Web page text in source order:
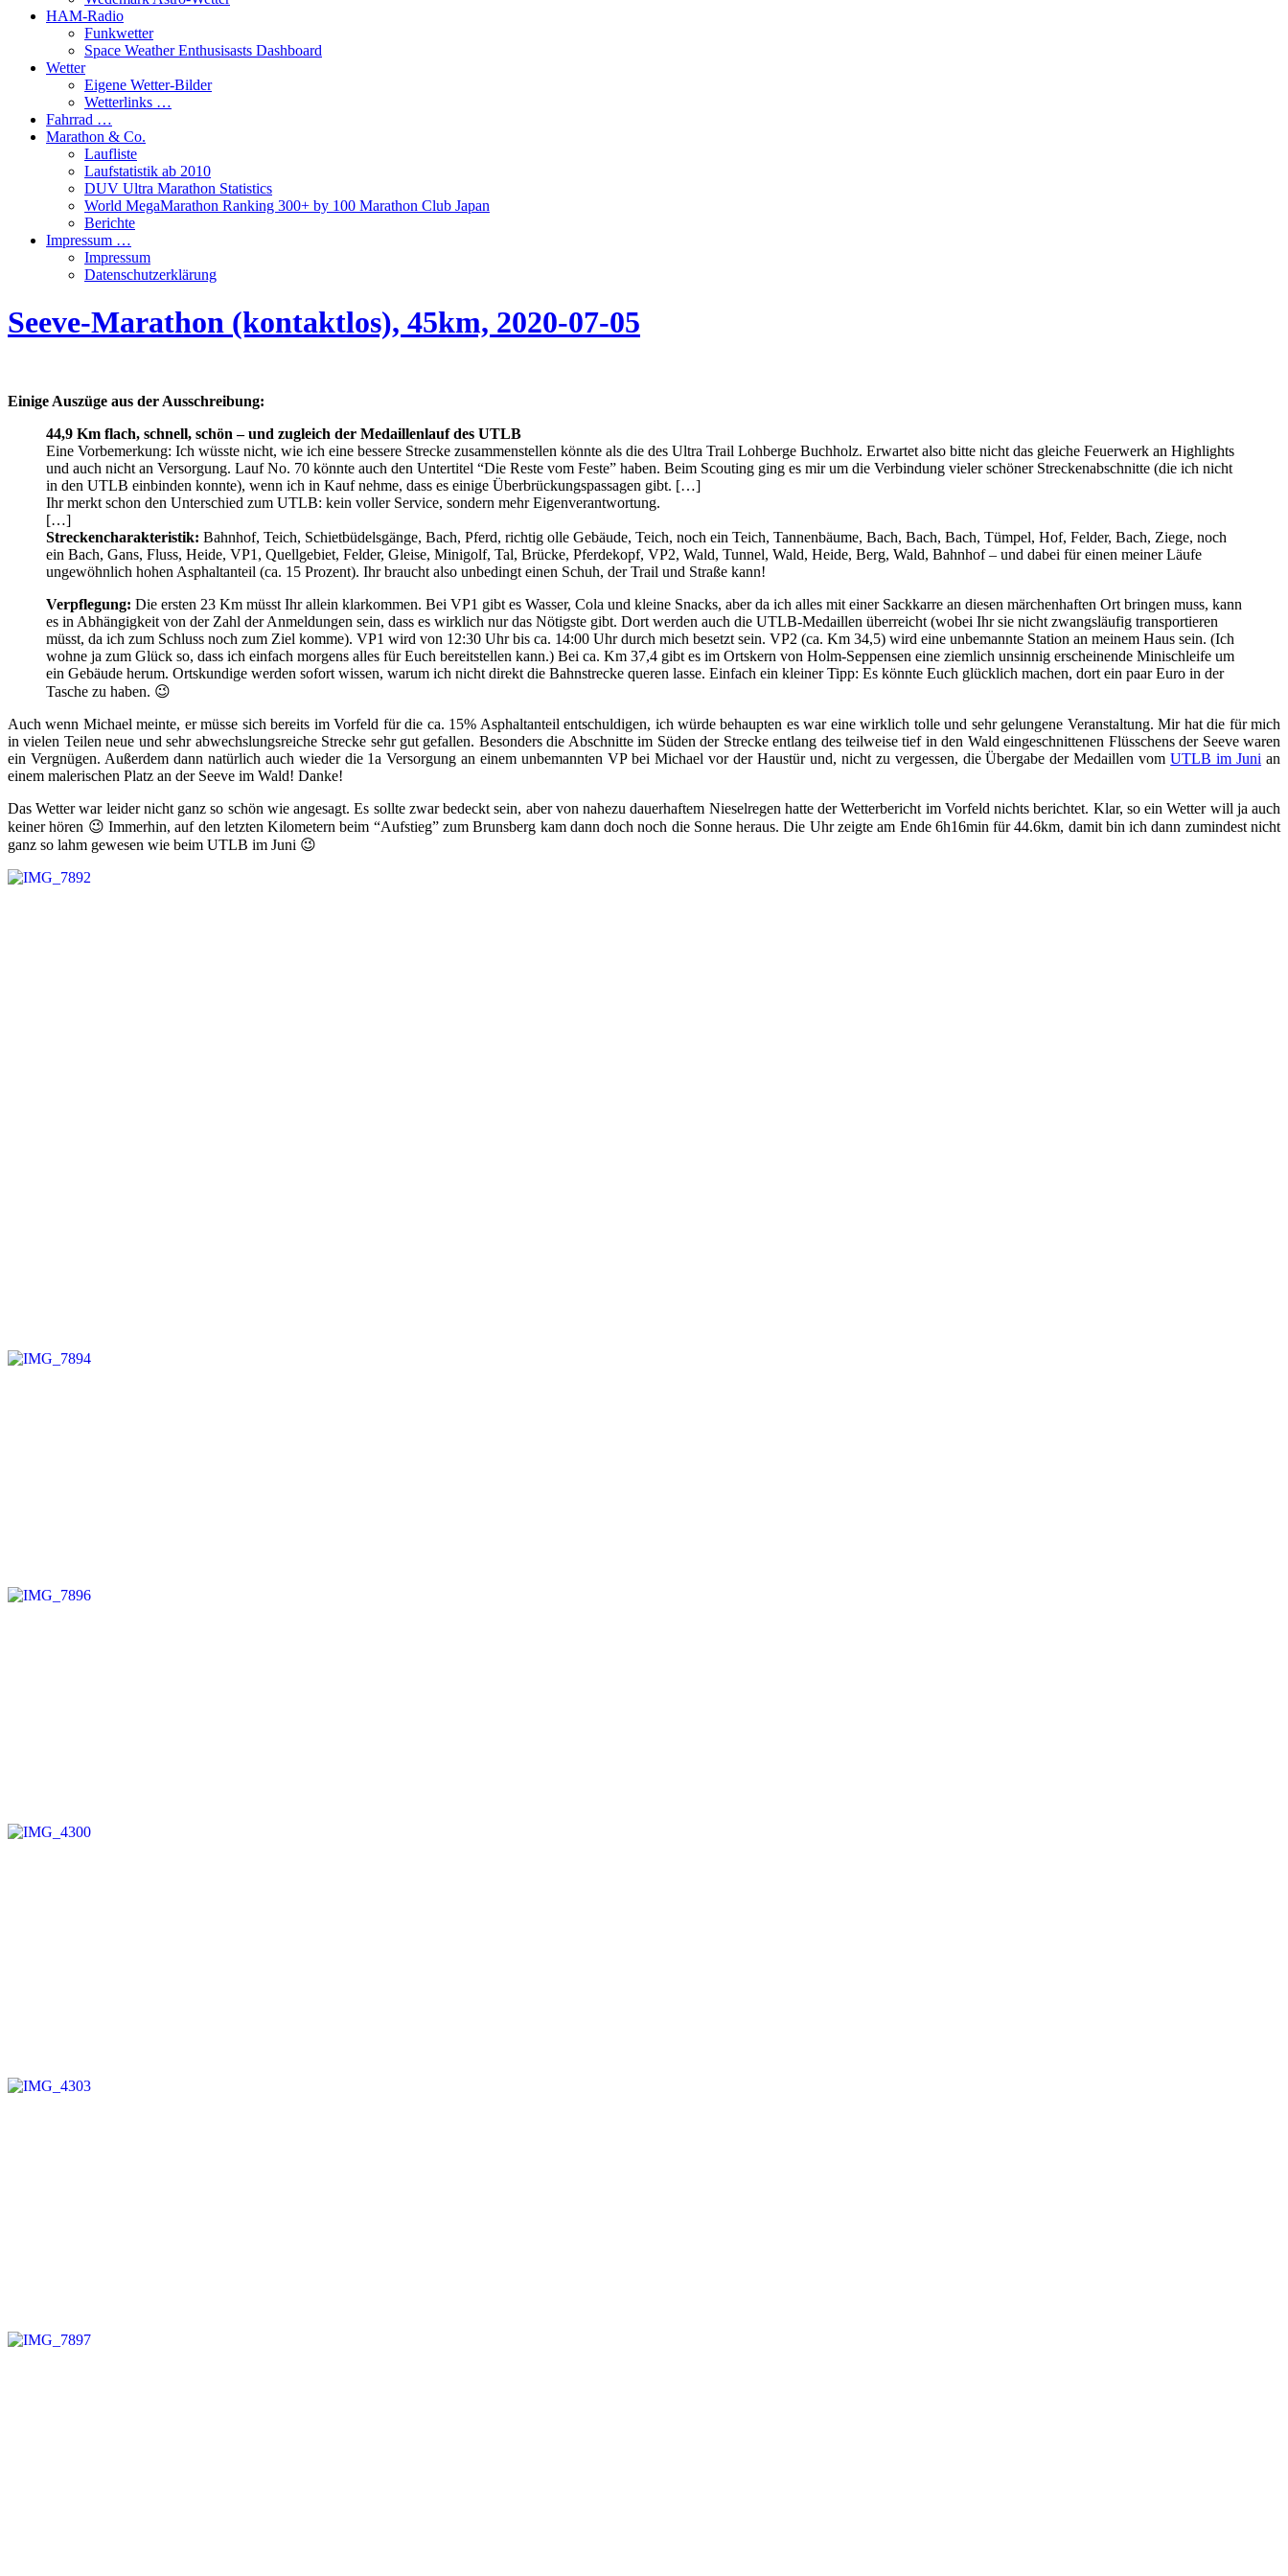
HAM-Radio
Funkwetter
Space Weather Enthusisasts Dashboard
Wetter
Eigene Wetter-Bilder
Wetterlinks …
Fahrrad …
Marathon & Co.
Laufliste
Laufstatistik ab 2010
DUV Ultra Marathon Statistics
World MegaMarathon Ranking 300+ by 100 Marathon Club Japan
Berichte
Impressum …
Impressum
Datenschutzerklärung
Seeve-Marathon (kontaktlos), 45km, 2020-07-05
Einige Auszüge aus der Ausschreibung:
44,9 Km flach, schnell, schön – und zugleich der Medaillenlauf des UTLB
Eine Vorbemerkung: Ich wüsste nicht, wie ich eine bessere Strecke zusammenstellen könnte als die des Ultra Trail Lohberge Buchholz. Erwartet also bitte nicht das gleiche Feuerwerk an Highlights
und auch nicht an Versorgung. Lauf No. 70 könnte auch den Untertitel “Die Reste vom Feste” haben. Beim Scouting ging es mir um die Verbindung vieler schöner Streckenabschnitte (die ich nicht
in den UTLB einbinden konnte), wenn ich in Kauf nehme, dass es einige Überbrückungspassagen gibt. […]
Ihr merkt schon den Unterschied zum UTLB: kein voller Service, sondern mehr Eigenverantwortung.
[…]
Streckencharakteristik: Bahnhof, Teich, Schietbüdelsgänge, Bach, Pferd, richtig olle Gebäude, Teich, noch ein Teich, Tannenbäume, Bach, Bach, Bach, Tümpel, Hof, Felder, Bach, Ziege, noch
ein Bach, Gans, Fluss, Heide, VP1, Quellgebiet, Felder, Gleise, Minigolf, Tal, Brücke, Pferdekopf, VP2, Wald, Tunnel, Wald, Heide, Berg, Wald, Bahnhof – und dabei für einen meiner Läufe
ungewöhnlich hohen Asphaltanteil (ca. 15 Prozent). Ihr braucht also unbedingt einen Schuh, der Trail und Straße kann!
Verpflegung: Die ersten 23 Km müsst Ihr allein klarkommen. Bei VP1 gibt es Wasser, Cola und kleine Snacks, aber da ich alles mit einer Sackkarre an diesen märchenhaften Ort bringen muss, kann
es in Abhängigkeit von der Zahl der Anmeldungen sein, dass es wirklich nur das Nötigste gibt. Dort werden auch die UTLB-Medaillen überreicht (wobei Ihr sie nicht zwangsläufig transportieren
müsst, da ich zum Schluss noch zum Ziel komme). VP1 wird von 12:30 Uhr bis ca. 14:00 Uhr durch mich besetzt sein. VP2 (ca. Km 34,5) wird eine unbemannte Station an meinem Haus sein. (Ich
wohne ja zum Glück so, dass ich einfach morgens alles für Euch bereitstellen kann.) Bei ca. Km 37,4 gibt es im Ortskern von Holm-Seppensen eine ziemlich unsinnig erscheinende Minischleife um
ein Gebäude herum. Ortskundige werden sofort wissen, warum ich nicht direkt die Bahnstrecke queren lasse. Einfach ein kleiner Tipp: Es könnte Euch glücklich machen, dort ein paar Euro in der
Tasche zu haben. 😉
Auch wenn Michael meinte, er müsse sich bereits im Vorfeld für die ca. 15% Asphaltanteil entschuldigen, ich würde behaupten es war eine wirklich tolle und sehr gelungene Veranstaltung. Mir hat die für mich
in vielen Teilen neue und sehr abwechslungsreiche Strecke sehr gut gefallen. Besonders die Abschnitte im Süden der Strecke entlang des teilweise tief in den Wald eingeschnittenen Flüsschens der Seeve waren
ein Vergnügen. Außerdem dann natürlich auch wieder die 1a Versorgung an einem unbemannten VP bei Michael vor der Haustür und, nicht zu vergessen, die Übergabe der Medaillen vomUTLB im Juni an
einem malerischen Platz an der Seeve im Wald! Danke!
Das Wetter war leider nicht ganz so schön wie angesagt. Es sollte zwar bedeckt sein, aber von nahezu dauerhaftem Nieselregen hatte der Wetterbericht im Vorfeld nichts berichtet. Klar, so ein Wetter will ja auch
keiner hören 😉 Immerhin, auf den letzten Kilometern beim “Aufstieg” zum Brunsberg kam dann doch noch die Sonne heraus. Die Uhr zeigte am Ende 6h16min für 44.6km, damit bin ich dann zumindest nicht
ganz so lahm gewesen wie beim UTLB im Juni 😉